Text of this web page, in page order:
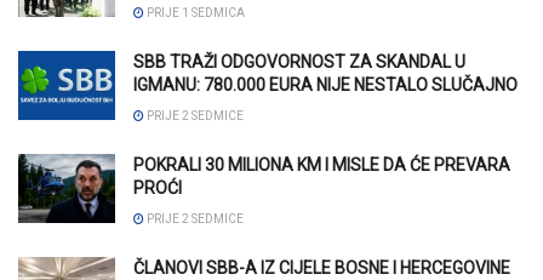
PRIJE 1 SEDMICA
SBB TRAŽI ODGOVORNOST ZA SKANDAL U
IGMANU: 780.000 EURA NIJE NESTALO SLUČAJNO
PRIJE 2 SEDMICE
POKRALI 30 MILIONA KM I MISLE DA ĆE PREVARA
PROĆI
PRIJE 2 SEDMICE
ČLANOVI SBB-A IZ CIJELE BOSNE I HERCEGOVINE